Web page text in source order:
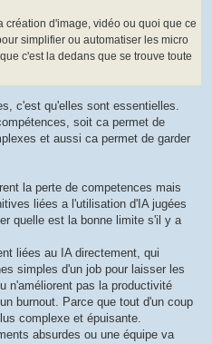
création d'image, vidéo ou quoi que ce
simplifier ou automatiser les micro
c'est la dedans que se trouve toute
c'est qu'elles sont essentielles.
soit ca permet de
et aussi ca permet de garder
la perte de competences mais
liées a l'utilisation d'IA jugées
quelle est la bonne limite s'il y a
liées au IA directement, qui
simples d'un job pour laisser les
n'améliorent pas la productivité
burnout. Parce que tout d'un coup
complexe et épuisante.
absurdes ou une équipe va